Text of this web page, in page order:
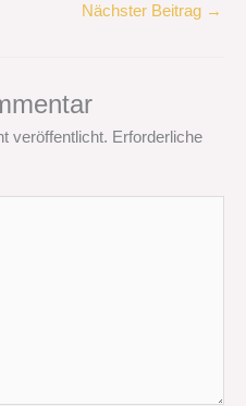
Nächster Beitrag →
veröffentlicht. Erforderliche